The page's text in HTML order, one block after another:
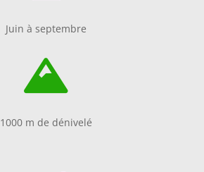
Juin à septembre

1000 m de dénivelé